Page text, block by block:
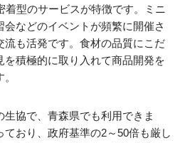
着型のサービスが特徴です。ミニ
などのイベントが頻繁に開催さ
流も活発です。食材の品質にこだ
を積極的に取り入れて商品開発を
協で、青森県でも利用できま
おり、政府基準の2～50倍も厳し